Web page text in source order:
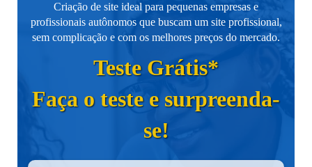
Criação de site ideal para pequenas empresas e
profissionais autônomos que buscam um site profissional,
sem complicação e com os melhores preços do mercado.
Teste Grátis*
Faça o teste e surpreenda-
se!